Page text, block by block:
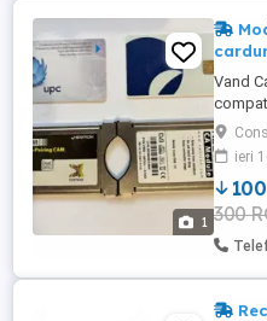
1
Vand
folosit
modul
sau
sau
ieri
300